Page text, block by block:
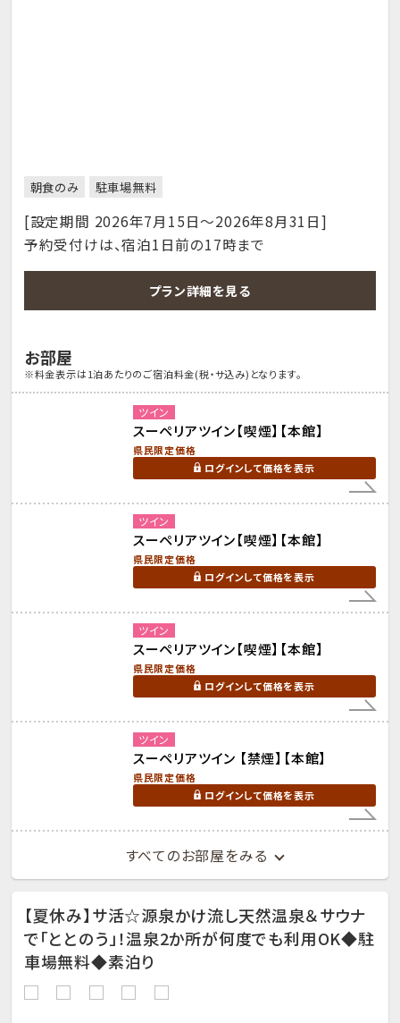
朝食のみ 駐車場無料
[設定期間 2026年7月15日～2026年8月31日]
予約受付けは、宿泊1日前の17時まで
プラン詳細を見る
お部屋
※料金表示は1泊あたりのご宿泊料金(税・サ込み)となります。
ツイン
スーペリアツイン【喫煙】【本館】
県民限定価格
ログインして価格を表示
ツイン
スーペリアツイン【喫煙】【本館】
県民限定価格
ログインして価格を表示
ツイン
スーペリアツイン【喫煙】【本館】
県民限定価格
ログインして価格を表示
ツイン
スーペリアツイン 【禁煙】【本館】
県民限定価格
ログインして価格を表示
すべてのお部屋をみる
【夏休み】サ活☆源泉かけ流し天然温泉＆サウナ
で「ととのう」！温泉2か所が何度でも利用OK◆駐
車場無料◆素泊り